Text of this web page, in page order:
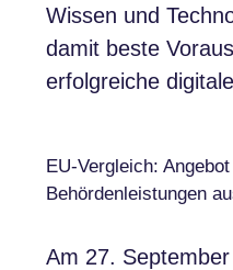
Wissen und
damit beste
erfolgreiche
EU-Vergleich:
Behördenleistungen
Am 27.